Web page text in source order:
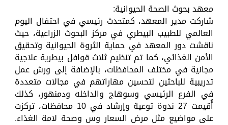
معهد بحوث الصحة الحيوانية:
شاركت مدير المعهد، كمتحدث رئيسي في احتفال اليوم
العالمي للطبيب البيطري في مركز البحوث الزراعية، حيث
ناقشت دور المعهد في حماية الثروة الحيوانية وتحقيق
الأمن الغذائي، كما تم تنظيم ثلاث قوافل بيطرية علاجية
مجانية في مختلف المحافظات، بالإضافة إلى ورش عمل
تدريبية للباحثين لتحسين مهاراتهم في مجالات متعددة
في الفرع الرئيسي وسوهاج والداخله ودمنهور، كذلك
أُقيمت 27 ندوة توعية وإرشاد في 10 محافظات، تركزت
على مواضيع مثل مرض السعار وس وصحة لامة الغذاء.